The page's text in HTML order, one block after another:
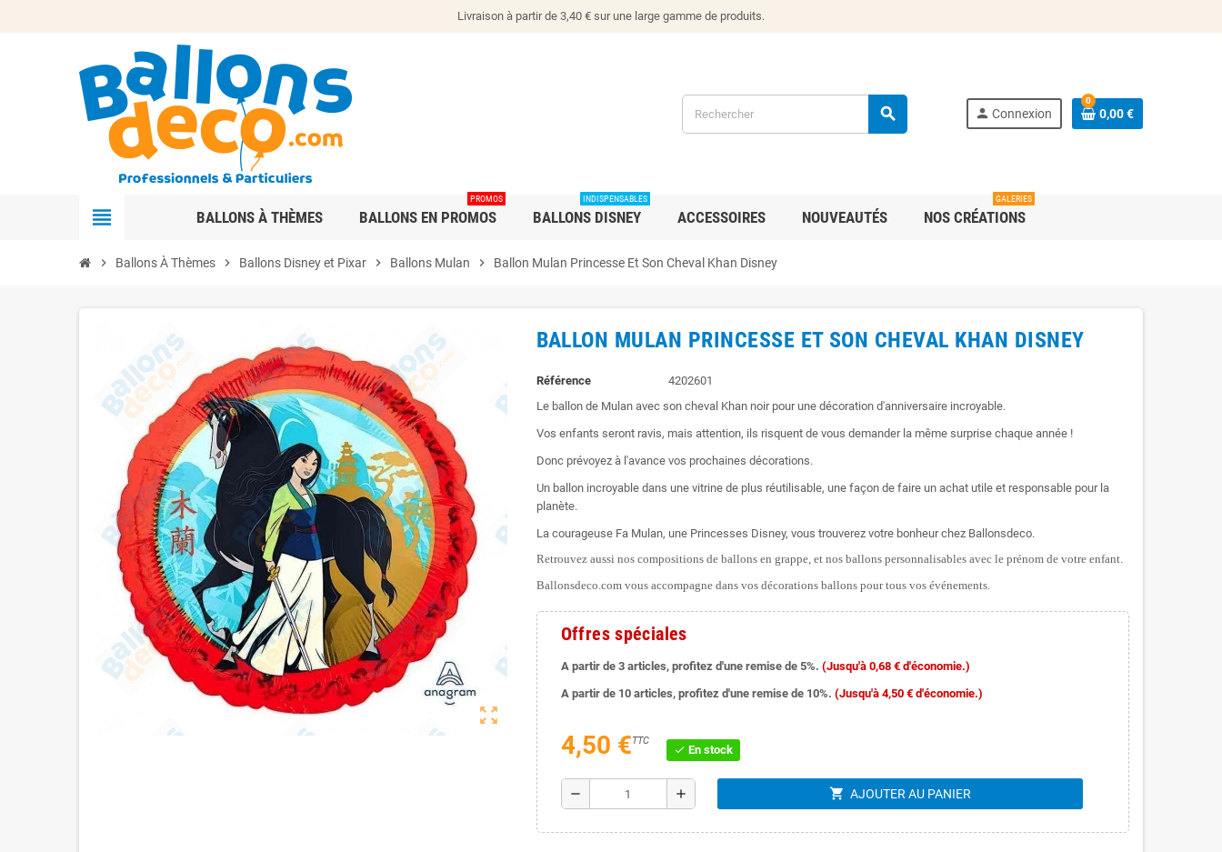
Livraison à partir de 3,40 € sur une large gamme de produits.
search person Connexion
0
0,00 €
view_headline BALLONS À THÈMES BALLONS EN PROMOS
PROMOS
BALLONS DISNEY
INDISPENSABLES
ACCESSOIRES NOUVEAUTÉS NOS CRÉATIONS
GALERIES
chevron_right Ballons À Thèmes chevron_right Ballons Disney et Pixar chevron_right Ballons Mulan chevron_right Ballon Mulan Princesse Et Son Cheval Khan Disney
zoom_out_map
BALLON MULAN PRINCESSE ET SON CHEVAL KHAN DISNEY
Référence
4202601
Le ballon de Mulan avec son cheval Khan noir pour une décoration d'anniversaire incroyable.
Vos enfants seront ravis, mais attention, ils risquent de vous demander la même surprise chaque année !
Donc prévoyez à l'avance vos prochaines décorations.
Un ballon incroyable dans une vitrine de plus réutilisable, une façon de faire un achat utile et responsable pour la
planète.
La courageuse Fa Mulan, une Princesses Disney, vous trouverez votre bonheur chez Ballonsdeco.
Retrouvez aussi nos compositions de ballons en grappe, et nos ballons personnalisables avec le prénom de votre enfant.
Ballonsdeco.com vous accompagne dans vos décorations ballons pour tous vos événements.
Offres spéciales
A partir de 3 articles, profitez d'une remise de 5%. (Jusqu'à 0,68 € d'économie.)
A partir de 10 articles, profitez d'une remise de 10%. (Jusqu'à 4,50 € d'économie.)
4,50 €TTC
check En stock
remove add shopping_cart AJOUTER AU PANIER